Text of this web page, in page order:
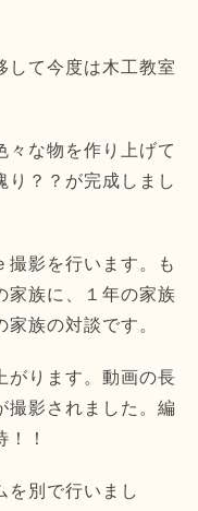
して今度は木工教室
々な物を作り上げて
り？？が完成しまし
撮影を行います。も
家族に、１年の家族
族の対談です。
がります。動画の長
撮影されました。編
！
を別で行いまし